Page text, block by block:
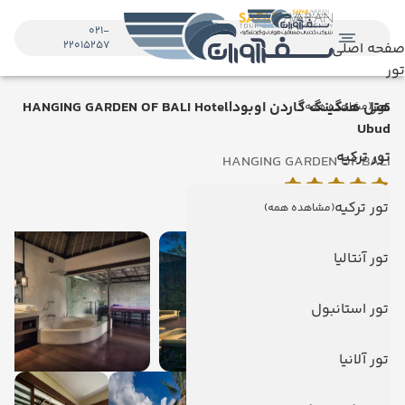
صفحه اصلی
تور
تور(مشاهده همه)
تور ترکیه
تور ترکیه(مشاهده همه)
تور آنتالیا
تور استانبول
تور آلانیا
021-
22015257
هتل هنگینگ گاردن اوبود|HANGING GARDEN OF BALI Hotel
Ubud
HANGING GARDEN OF BALI
بالی